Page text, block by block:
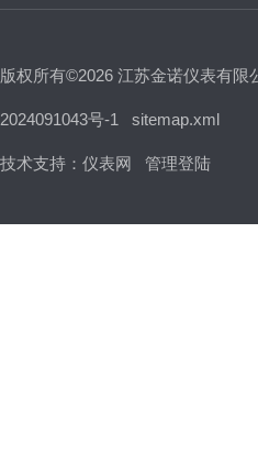
版权所有©2026 江苏金诺仪表有限
2024091043号-1 sitemap.xml
技术支持： 仪表网 管理登陆